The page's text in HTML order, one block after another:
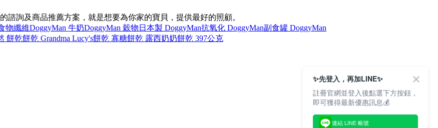
諮詢及商品推薦方案，就是想要為你家的寶貝，提供最好的照顧。
物纖維DoggyMan 牛奶DoggyMan 穀物 日本製 DoggyMan抗氧化 DoggyMan副食罐 DoggyMan
餅乾餅乾 Grandma Lucy's餅乾 寡糖餅乾 露西奶奶餅乾 397公克
✨先登入，再加LINE✨
註冊官網並登入後點選下方按鈕，
即可獲得最新優惠訊息💰
連結 LINE 帳號